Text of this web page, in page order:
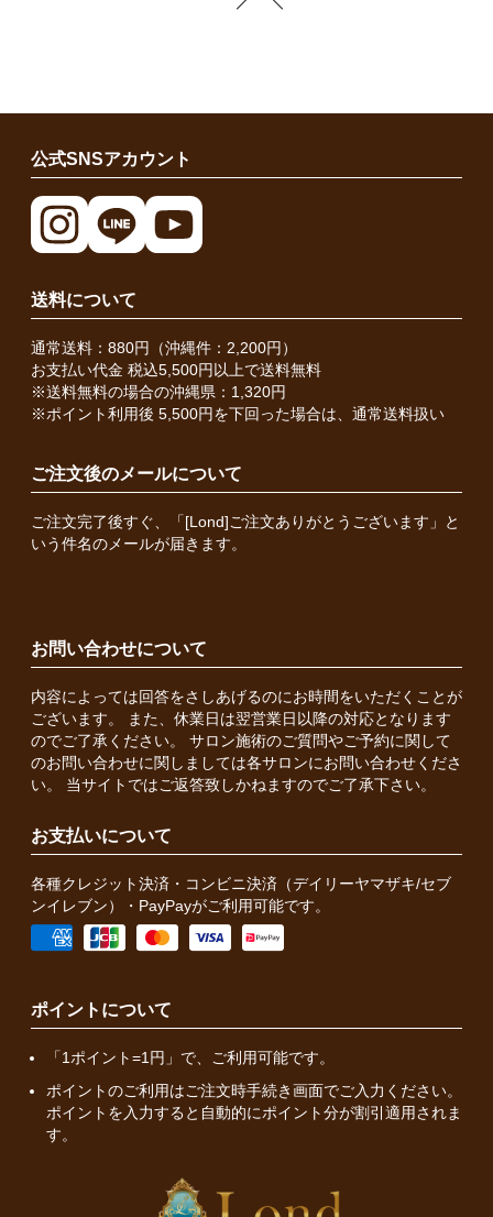
公式SNSアカウント
送料について
通常送料：880円（沖縄件：2,200円）
お支払い代金 税込5,500円以上で送料無料
※送料無料の場合の沖縄県：1,320円
※ポイント利用後 5,500円を下回った場合は、通常送料扱い
ご注文後のメールについて
ご注文完了後すぐ、「[Lond]ご注文ありがとうございます」と
いう件名のメールが届きます。
お問い合わせについて
内容によっては回答をさしあげるのにお時間をいただくことが
ございます。 また、休業日は翌営業日以降の対応となります
のでご了承ください。 サロン施術のご質問やご予約に関して
のお問い合わせに関しましては各サロンにお問い合わせくださ
い。 当サイトではご返答致しかねますのでご了承下さい。
お支払いについて
各種クレジット決済・コンビニ決済（デイリーヤマザキ/セブ
ンイレブン）・PayPayがご利用可能です。
ポイントについて
「1ポイント=1円」で、ご利用可能です。
ポイントのご利用はご注文時手続き画面でご入力ください。
ポイントを入力すると自動的にポイント分が割引適用されま
す。